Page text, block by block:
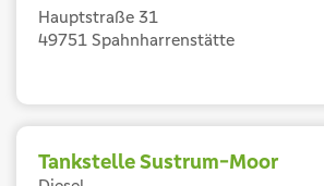
Hauptstraße 31
49751 Spahnharrenstätte
Tankstelle Sustrum-Moor